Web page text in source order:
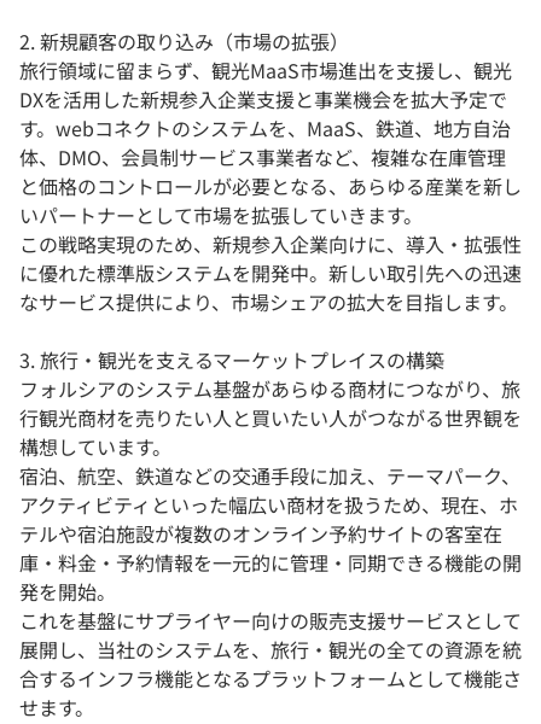
2. 新規顧客の取り込み（市場の拡張）
旅行領域に留まらず、観光MaaS市場進出を支援し、観光
DXを活用した新規参入企業支援と事業機会を拡大予定で
す。webコネクトのシステムを、MaaS、鉄道、地方自治
体、DMO、会員制サービス事業者など、複雑な在庫管理
と価格のコントロールが必要となる、あらゆる産業を新し
いパートナーとして市場を拡張していきます。
この戦略実現のため、新規参入企業向けに、導入・拡張性
に優れた標準版システムを開発中。新しい取引先への迅速
なサービス提供により、市場シェアの拡大を目指します。
3. 旅行・観光を支えるマーケットプレイスの構築
フォルシアのシステム基盤があらゆる商材につながり、旅
行観光商材を売りたい人と買いたい人がつながる世界観を
構想しています。
宿泊、航空、鉄道などの交通手段に加え、テーマパーク、
アクティビティといった幅広い商材を扱うため、現在、ホ
テルや宿泊施設が複数のオンライン予約サイトの客室在
庫・料金・予約情報を一元的に管理・同期できる機能の開
発を開始。
これを基盤にサプライヤー向けの販売支援サービスとして
展開し、当社のシステムを、旅行・観光の全ての資源を統
合するインフラ機能となるプラットフォームとして機能さ
せます。